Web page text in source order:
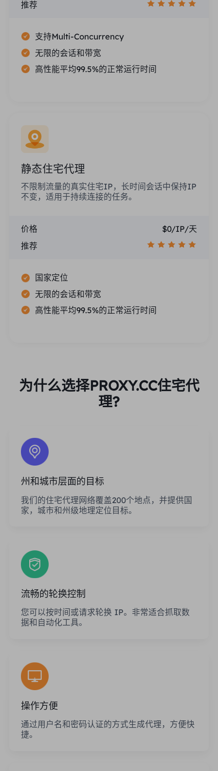
推荐
支持Multi-Concurrency
无限的会话和带宽
高性能平均99.5%的正常运行时间
静态住宅代理
不限制流量的真实住宅IP，长时间会话中保持IP
不变，适用于持续连接的任务。
价格
$0/IP/天
推荐
国家定位
无限的会话和带宽
高性能平均99.5%的正常运行时间
为什么选择PROXY.CC住宅代
理?
州和城市层面的目标
我们的住宅代理网络覆盖200个地点，并提供国
家，城市和州级地理定位目标。
流畅的轮换控制
您可以按时间或请求轮换 IP。非常适合抓取数
据和自动化工具。
操作方便
通过用户名和密码认证的方式生成代理，方便快
捷。